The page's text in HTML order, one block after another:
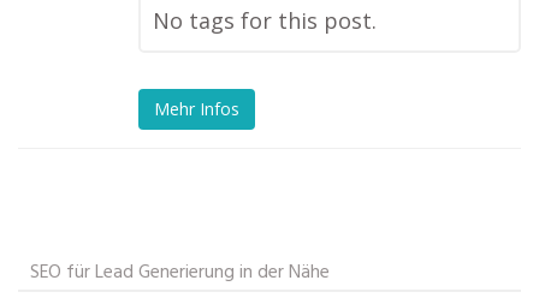
No tags for this post.
Mehr Infos
SEO für Lead Generierung in der Nähe